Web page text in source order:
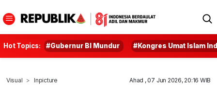
Hot Topics: #Gubernur BI Mundur #Kongres Umat Islam
Visual Inpicture Ahad , 07 Jun 2026, 20:16 WIB